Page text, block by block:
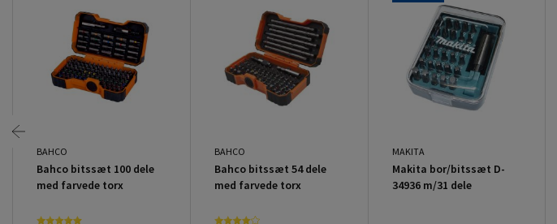
BAHCO
Bahco bitssæt 100 dele
med farvede torx
BAHCO
Bahco bitssæt 54 dele
med farvede torx
MAKITA
Makita bor/bitssæt D-
34936 m/31 dele